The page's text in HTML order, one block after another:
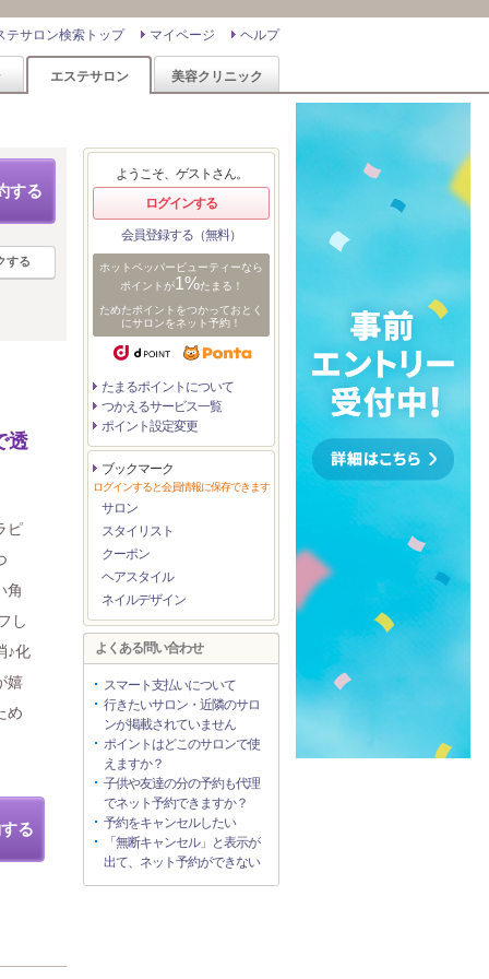
ヘルプ
マイページ
テサロン検索トップ
エステサロン 美容クリニック
する
する
透
ピ
角
し
♪化
嬉
め
る
ようこそ、ゲストさん。
ログインする
会員登録する（無料）
ホットペッパービューティーなら
ポイントが1%たまる！
ためたポイントをつかっておとく
にサロンをネット予約！
たまるポイントについて
つかえるサービス一覧
ポイント設定変更
ブックマーク
ログインすると会員情報に保存できます
サロン
スタイリスト
クーポン
ヘアスタイル
ネイルデザイン
よくある問い合わせ
スマート支払いについて
行きたいサロン・近隣のサロ
ンが掲載されていません
ポイントはどこのサロンで使
えますか？
子供や友達の分の予約も代理
でネット予約できますか？
予約をキャンセルしたい
「無断キャンセル」と表示が
出て、ネット予約ができない